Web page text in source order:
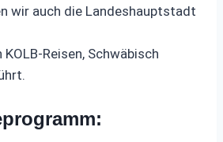
wir auch die Landeshauptstadt
Reisen, Schwäbisch